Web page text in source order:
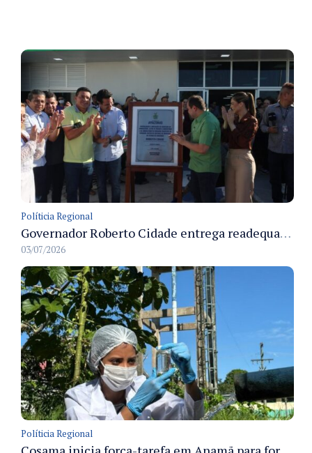
Políticia Regional
Governador Roberto Cidade entrega readequação do ambulatório da FCecon e amplia capacidade de atendimento oncológico em Manaus
03/07/2026
Políticia Regional